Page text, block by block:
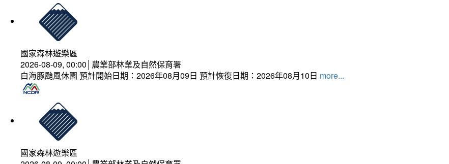
國家森林遊樂區
2026-08-09, 00:00│農業部林業及自然保育署
白海豚颱風休園 預計開始日期：2026年08月09日 預計恢復日期：2026年08月10日 more...
國家森林遊樂區